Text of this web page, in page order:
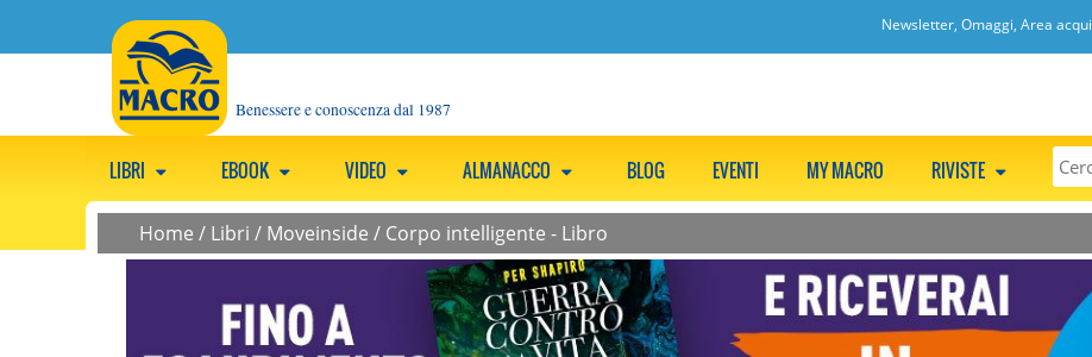
Newsletter, Omaggi, Area
Benessere e conoscenza dal 1987
LIBRI EBOOK VIDEO ALMANACCO BLOG EVENTI MY MACRO RIVISTE
Home / Libri / Moveinside / Corpo intelligente - Libro